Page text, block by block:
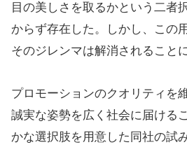
目の美しさを取るかという二者
からず存在した。しかし、この
そのジレンマは解消されること
プロモーションのクオリティを
誠実な姿勢を広く社会に届ける
かな選択肢を用意した同社の試